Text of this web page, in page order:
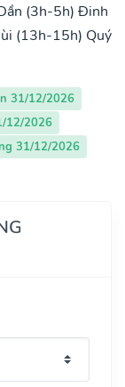
(3h-5h) Đinh
(13h-15h) Quý
31/12/2026
12/2026
31/12/2026